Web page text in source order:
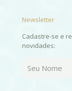
Newsletter
Cadastre-se e
novidades: